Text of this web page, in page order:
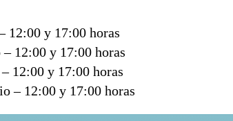
12:00 y 17:00 horas
12:00 y 17:00 horas
12:00 y 17:00 horas
– 12:00 y 17:00 horas